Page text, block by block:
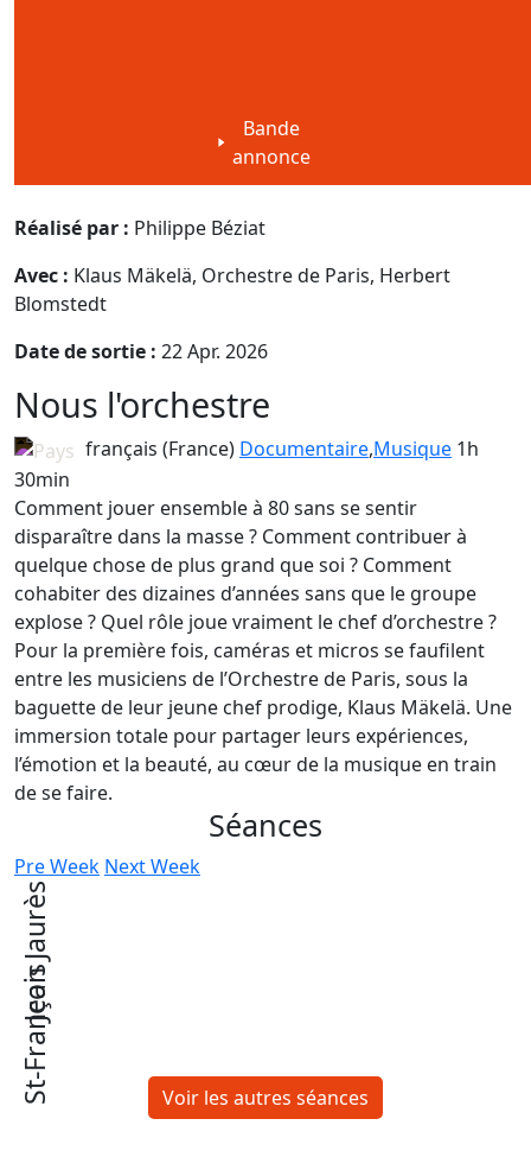
Bande
annonce
Réalisé par : Philippe Béziat
Avec : Klaus Mäkelä, Orchestre de Paris, Herbert
Blomstedt
Date de sortie : 22 Apr. 2026
Nous l'orchestre
français (France) Documentaire,Musique 1h
30min
Comment jouer ensemble à 80 sans se sentir
disparaître dans la masse ? Comment contribuer à
quelque chose de plus grand que soi ? Comment
cohabiter des dizaines d’années sans que le groupe
explose ? Quel rôle joue vraiment le chef d’orchestre ?
Pour la première fois, caméras et micros se faufilent
entre les musiciens de l’Orchestre de Paris, sous la
baguette de leur jeune chef prodige, Klaus Mäkelä. Une
immersion totale pour partager leurs expériences,
l’émotion et la beauté, au cœur de la musique en train
de se faire.
Séances
Pre Week Next Week
Jean Jaurès
St-François Voir les autres séances